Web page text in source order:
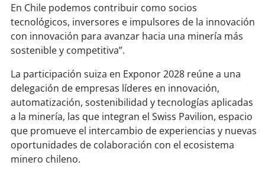
soy arauco
soytemuco
soyvaldivia
soyosorno
soypuertomontt
soy chiloé
En Chile podemos contribuir como socios
tecnológicos, inversores e impulsores de la innovación
con innovación para avanzar hacia una minería más
sostenible y competitiva”.
La participación suiza en Exponor 2028 reúne a una
delegación de empresas líderes en innovación,
automatización, sostenibilidad y tecnologías aplicadas
a la minería, las que integran el Swiss Pavilion, espacio
que promueve el intercambio de experiencias y nuevas
oportunidades de colaboración con el ecosistema
minero chileno.